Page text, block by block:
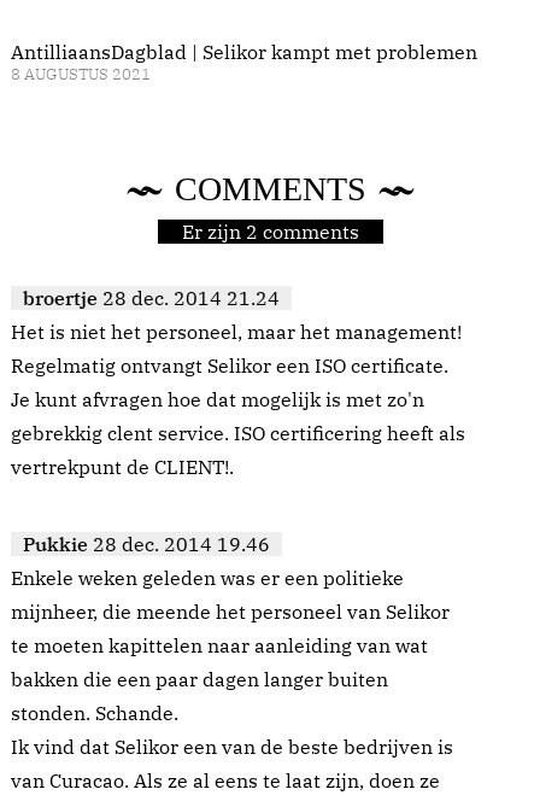
AntilliaansDagblad | Selikor kampt met problemen
8 AUGUSTUS 2021
COMMENTS
Er zijn 2 comments
broertje 28 dec. 2014 21.24
Het is niet het personeel, maar het management!
Regelmatig ontvangt Selikor een ISO certificate.
Je kunt afvragen hoe dat mogelijk is met zo'n
gebrekkig clent service. ISO certificering heeft als
vertrekpunt de CLIENT!.
Pukkie 28 dec. 2014 19.46
Enkele weken geleden was er een politieke
mijnheer, die meende het personeel van Selikor
te moeten kapittelen naar aanleiding van wat
bakken die een paar dagen langer buiten
stonden. Schande.
Ik vind dat Selikor een van de beste bedrijven is
van Curacao. Als ze al eens te laat zijn, doen ze